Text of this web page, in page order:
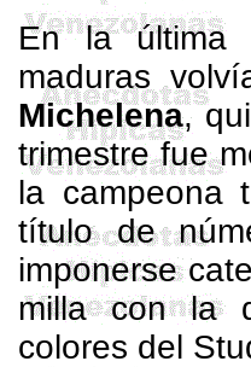
En la última
maduras
Michelena,
trimestre fue
la campeona
título de
imponerse
milla con la
colores del